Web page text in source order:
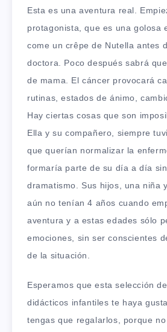
Esta es una aventura real.
protagonista, que es una golosa
come un crêpe de Nutella antes
doctora. Poco después sabrá
de mama. El cáncer provocará
rutinas, estados de ánimo,
Hay ciertas cosas que son
Ella y su compañero, siempre
que querían normalizar la
formaría parte de su día a día
dramatismo. Sus hijos, una niña
aún no tenían 4 años cuando
aventura y a estas edades sólo
emociones, sin ser conscientes
de la situación.
Esperamos que esta selección
didácticos infantiles te haya
tengas que regalarlos, porque